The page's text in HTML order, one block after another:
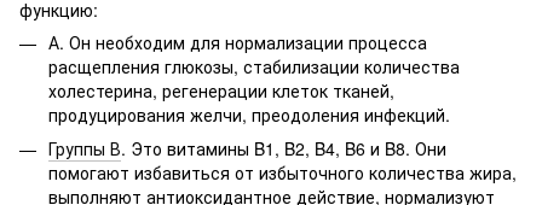
функцию:
А. Он необходим для нормализации процесса
расщепления глюкозы, стабилизации количества
холестерина, регенерации клеток тканей,
продуцирования желчи, преодоления инфекций.
Группы В. Это витамины B1, B2, B4, B6 и B8. Они
помогают избавиться от избыточного количества жира,
выполняют антиоксидантное действие, нормализуют